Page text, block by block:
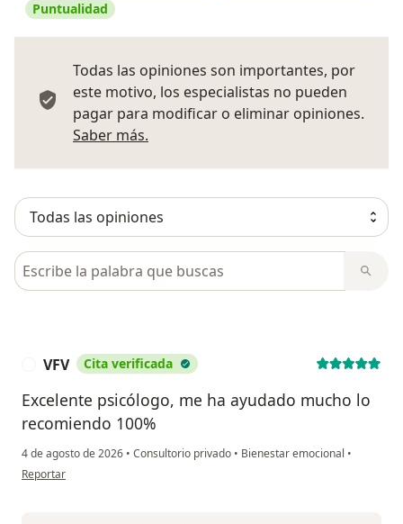
Puntualidad
Todas las opiniones son importantes, por
este motivo, los especialistas no pueden
pagar para modificar o eliminar opiniones.
Saber más.
Busca en opiniones
VFV Cita verificada
Excelente psicólogo, me ha ayudado mucho lo
recomiendo 100%
4 de agosto de 2026 • Consultorio privado • Bienestar emocional •
en opinión del usuario VFV
Reportar